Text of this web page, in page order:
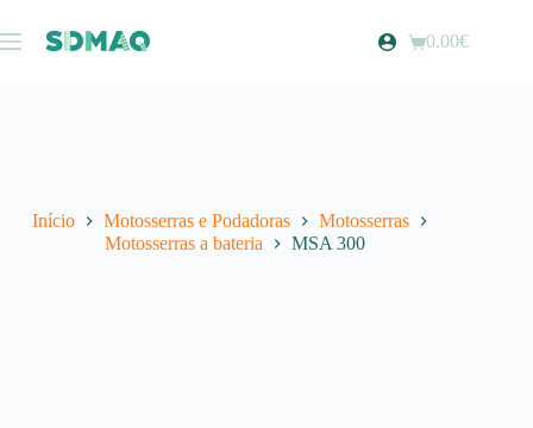
para
o
Carrinho
0.00€
Início Motosserras e Podadoras
Motosserras
Motosserras a bateria
MSA 300